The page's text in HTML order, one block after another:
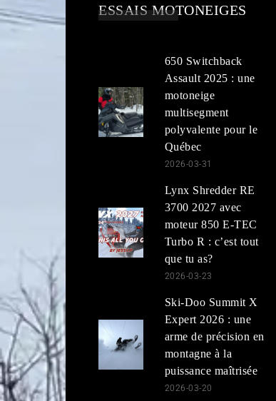
ESSAIS MOTONEIGES
650 Switchback
Assault 2025 : une
motoneige
multisegment
polyvalente pour le
Québec
2026-03-31
Lynx Shredder RE
3700 2027 avec
moteur 850 E-TEC
Turbo R : c’est tout
que tu as?
2026-03-23
Ski-Doo Summit X
Expert 2026 : une
arme de précision en
montagne à la
puissance maîtrisée
2026-03-20